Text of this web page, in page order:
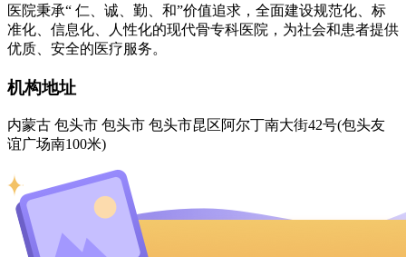
医院秉承“ 仁、诚、勤、和”价值追求，全面建设规范化、标
准化、信息化、人性化的现代骨专科医院，为社会和患者提供
优质、安全的医疗服务。
机构地址
内蒙古 包头市 包头市 包头市昆区阿尔丁南大街42号(包头友
谊广场南100米)